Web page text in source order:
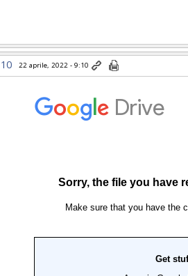
10 22 aprile, 2022 - 9:10